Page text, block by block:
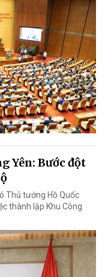
Yên: Bước đột
Thủ tướng Hồ Quốc
thành lập Khu Công